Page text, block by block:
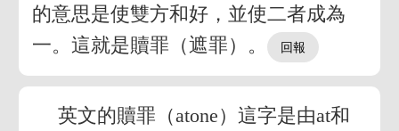
的意思是使雙方和好，並使二者成為
一。這就是贖罪（遮罪）。
英文的贖罪（atone）這字是由at和